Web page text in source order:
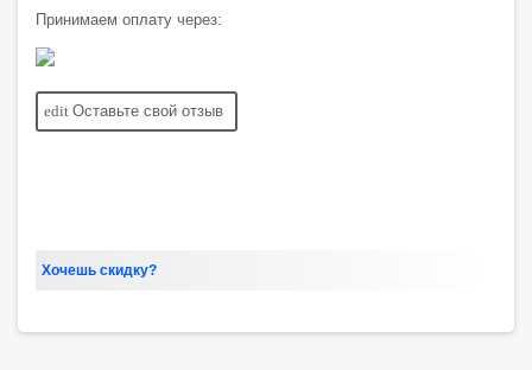
Принимаем оплату через:
edit Оставьте свой отзыв
Хочешь скидку?